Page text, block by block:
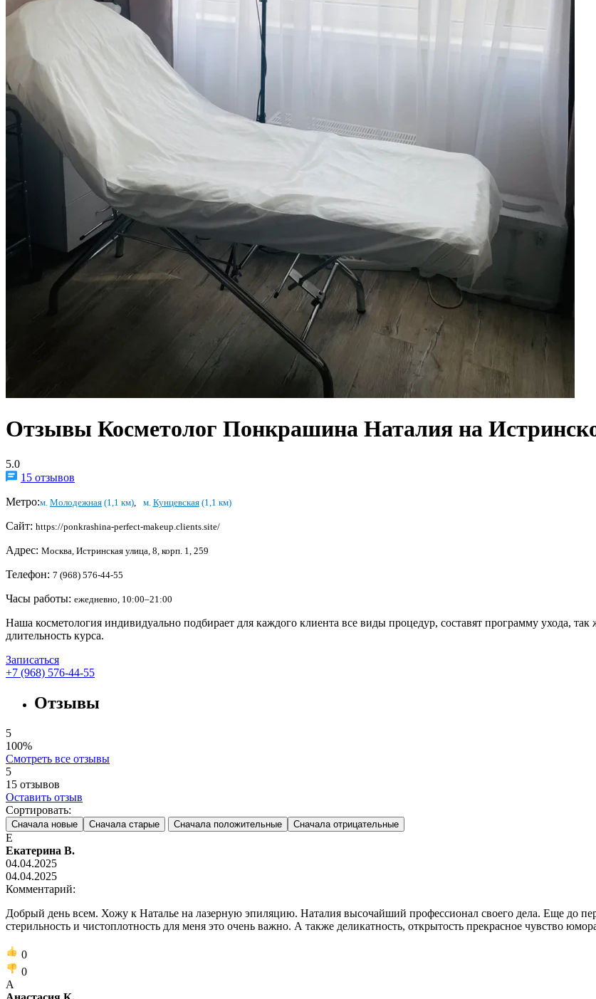
Отзывы Косметолог Понкрашина Наталия на
5.0
15 отзывов
Метро:м. Молодежная (1,1 км) м. Кунцевская(1,1 км)
Сайт: https://ponkrashina-perfect-makeup.clients.site/
Адрес: Москва, Истринская улица, 8, корп. 1, 259
Телефон: 7 (968) 576-44-55
Часы работы: ежедневно, 10:00–21:00
Наша косметология индивидуально подбирает для каждого клиента все виды процедур, составят программу ухода,
длительность курса.
Записаться
+7 (968) 576-44-55
Отзывы
5
100%
Смотреть все отзывы
5
15 отзывов
Оставить отзыв
Сортировать:
Сначала новые Сначала старые Сначала положительные Сначала отрицательные
Е
Екатерина В.
04.04.2025
04.04.2025
Комментарий:
Добрый день всем. Хожу к Наталье на лазерную эпиляцию. Наталия высочайший профессионал своего дела. Еще до
стерильность и чистоплотность для меня это очень важно. А также деликатность, открытость прекрасное чувство
0
0
А